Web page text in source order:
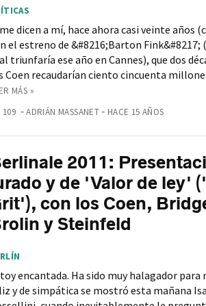
dicen a mí, hace ahora casi veinte años
el estreno de &#8216;Barton Fink&#8217;
triunfaría ese año en Cannes), que dos
Coen recaudarían ciento cincuenta
MÁS »
109 COMENTARIOS
ADRIÁN MASSANET HACE 15 AÑOS
2011:
y de 'Valor de ley'
con los Coen,
y Steinfeld
encantada. Ha sido muy halagador para
y de simpática se mostró esta mañana